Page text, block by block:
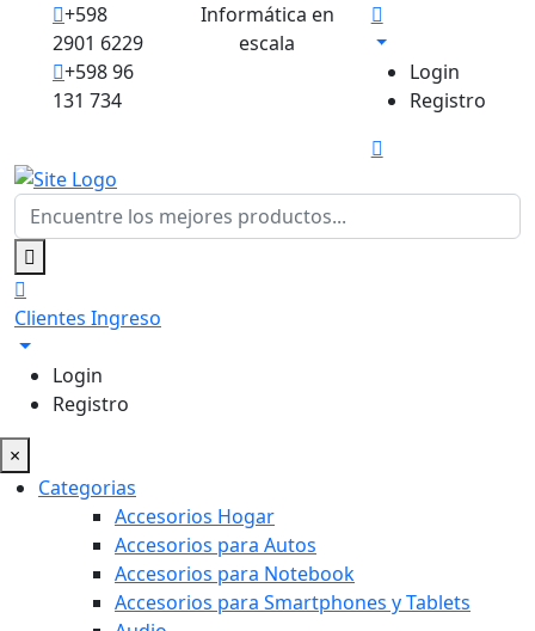
+598
2901 6229
+598 96
131 734
Informática en
escala
Login
Registro
Clientes Ingreso
Login
Registro
×
Categorias
Accesorios Hogar
Accesorios para Autos
Accesorios para Notebook
Accesorios para Smartphones y Tablets